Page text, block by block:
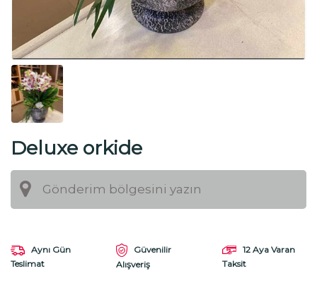
Deluxe orkide
Aynı Gün
Teslimat
Güvenilir
Alışveriş
12 Aya Varan
Taksit